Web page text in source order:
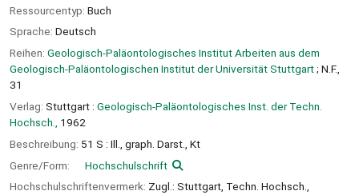
Ressourcentyp: Buch
Sprache: Deutsch
Reihen: Geologisch-Paläontologisches Institut Arbeiten aus dem
Geologisch-Paläontologischen Institut der Universität Stuttgart; N.F.,
31
Verlag: Stuttgart : Geologisch-Paläontologisches Inst. der Techn.
Hochsch.,
1962
Beschreibung: 51 S : Ill., graph. Darst., Kt
Genre/Form:
Hochschulschrift
Hochschulschriftenvermerk: Zugl.: Stuttgart, Techn. Hochsch.,